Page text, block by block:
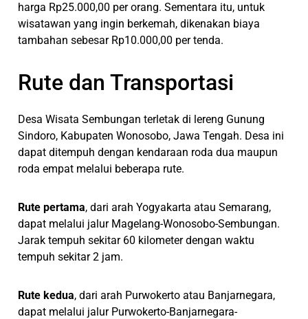
harga Rp25.000,00 per orang. Sementara itu, untuk
wisatawan yang ingin berkemah, dikenakan biaya
tambahan sebesar Rp10.000,00 per tenda.
Rute dan Transportasi
Desa Wisata Sembungan terletak di lereng Gunung
Sindoro, Kabupaten Wonosobo, Jawa Tengah. Desa ini
dapat ditempuh dengan kendaraan roda dua maupun
roda empat melalui beberapa rute.
Rute pertama, dari arah Yogyakarta atau Semarang,
dapat melalui jalur Magelang-Wonosobo-Sembungan.
Jarak tempuh sekitar 60 kilometer dengan waktu
tempuh sekitar 2 jam.
Rute kedua, dari arah Purwokerto atau Banjarnegara,
dapat melalui jalur Purwokerto-Banjarnegara-